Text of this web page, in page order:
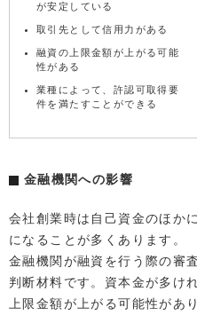
が安定している
取引先として信用力がある
融資の上限金額が上がる可能
性がある
業種によって、許認可取得要
件を満たすことができる
金融機関への影響
会社創業時は自己資金のほか
になることが多くあります。
金融機関が融資を行う際の審
判断材料です。資本金が多け
上限金額が上がる可能性があ